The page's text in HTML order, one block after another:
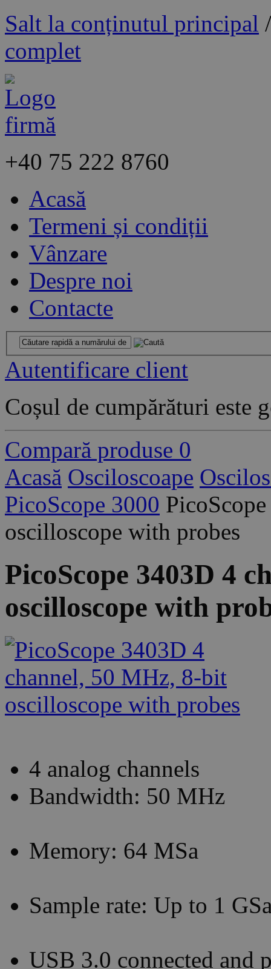
Salt la conținutul principal
complet
+40 75 222 8760
Acasă
Termeni și condiții
Vânzare
Despre noi
Contacte
Autentificare client
Coșul de cumpărături este
Compară produse 0
Acasă Osciloscoape
PicoScope 3000
oscilloscope with probes
PicoScope 3403D 4
oscilloscope with
4 analog channels
Bandwidth: 50 MHz
Memory: 64 MSa
Sample rate: Up to 1
USB 3.0 connected and